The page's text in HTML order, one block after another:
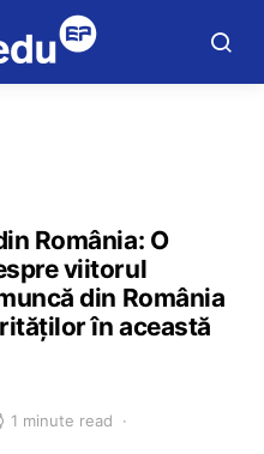
România: O
viitorul
din România
în această
1 minute read